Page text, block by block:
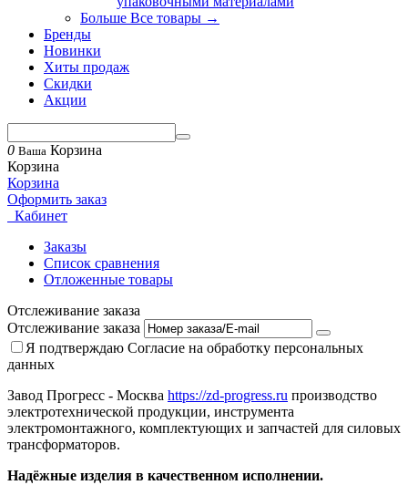
Больше Все товары →
Бренды
Новинки
Хиты продаж
Скидки
Акции
0 Ваша Корзина
Корзина
Корзина
Оформить заказ
Кабинет
Заказы
Список сравнения
Отложенные товары
Отслеживание заказа
Отслеживание заказа
Я подтверждаю Согласие на обработку персональных
данных
Завод Прогресс - Москва https://zd-progress.ru производство
электротехнической продукции, инструмента
электромонтажного, комплектующих и запчастей для силовых
трансформаторов.
Надёжные изделия в качественном исполнении.